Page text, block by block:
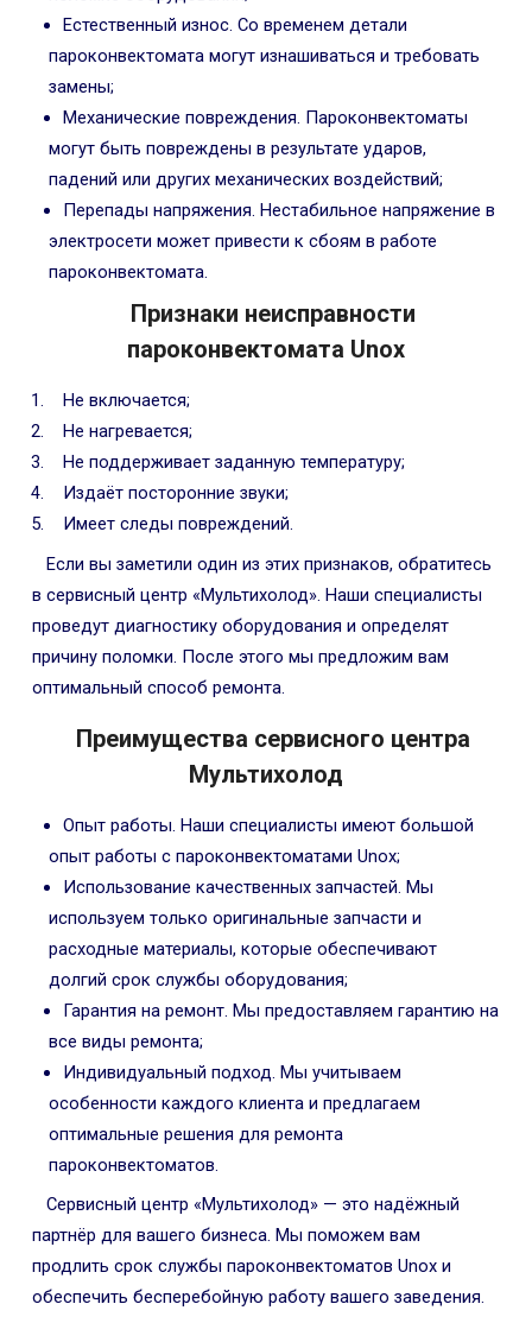
Естественный износ. Со временем детали
пароконвектомата могут изнашиваться и требовать
замены;
Механические повреждения. Пароконвектоматы
могут быть повреждены в результате ударов,
падений или других механических воздействий;
Перепады напряжения. Нестабильное напряжение в
электросети может привести к сбоям в работе
пароконвектомата.
Признаки неисправности
пароконвектомата Unox
Не включается;
Не нагревается;
Не поддерживает заданную температуру;
Издаёт посторонние звуки;
Имеет следы повреждений.
Если вы заметили один из этих признаков, обратитесь
в сервисный центр «Мультихолод». Наши специалисты
проведут диагностику оборудования и определят
причину поломки. После этого мы предложим вам
оптимальный способ ремонта.
Преимущества сервисного центра
Мультихолод
Опыт работы. Наши специалисты имеют большой
опыт работы с пароконвектоматами Unox;
Использование качественных запчастей. Мы
используем только оригинальные запчасти и
расходные материалы, которые обеспечивают
долгий срок службы оборудования;
Гарантия на ремонт. Мы предоставляем гарантию на
все виды ремонта;
Индивидуальный подход. Мы учитываем
особенности каждого клиента и предлагаем
оптимальные решения для ремонта
пароконвектоматов.
Сервисный центр «Мультихолод» — это надёжный
партнёр для вашего бизнеса. Мы поможем вам
продлить срок службы пароконвектоматов Unox и
обеспечить бесперебойную работу вашего заведения.